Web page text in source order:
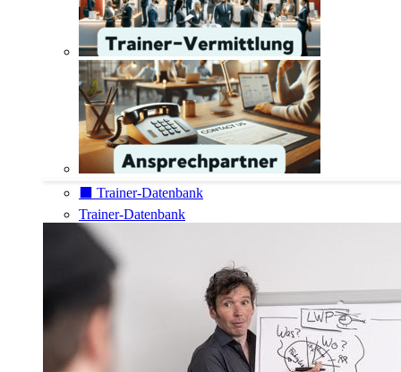
⬛️ Trainer-Datenbank
Trainer-Datenbank